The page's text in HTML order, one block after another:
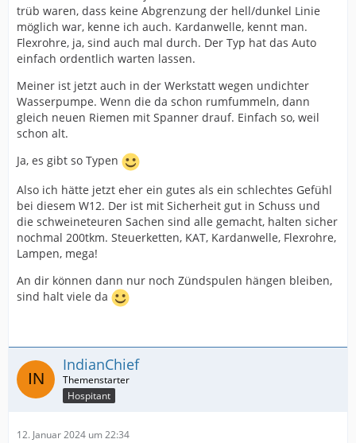
trüb waren, dass keine Abgrenzung der hell/dunkel Linie
möglich war, kenne ich auch. Kardanwelle, kennt man.
Flexrohre, ja, sind auch mal durch. Der Typ hat das Auto
einfach ordentlich warten lassen.
Meiner ist jetzt auch in der Werkstatt wegen undichter
Wasserpumpe. Wenn die da schon rumfummeln, dann
gleich neuen Riemen mit Spanner drauf. Einfach so, weil
schon alt.
Ja, es gibt so Typen
Also ich hätte jetzt eher ein gutes als ein schlechtes Gefühl
bei diesem W12. Der ist mit Sicherheit gut in Schuss und
die schweineteuren Sachen sind alle gemacht, halten sicher
nochmal 200tkm. Steuerketten, KAT, Kardanwelle, Flexrohre,
Lampen, mega!
An dir können dann nur noch Zündspulen hängen bleiben,
sind halt viele da
IndianChief
Hospitant
12. Januar 2024 um 22:34